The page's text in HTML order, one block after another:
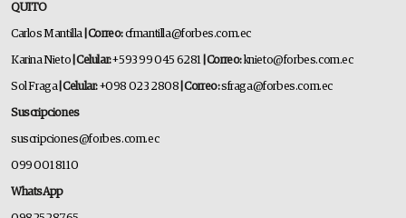
QUITO
Carlos Mantilla | Correo:cfmantilla@forbes.com.ec
Karina Nieto | Celular:+593 99 045 6281 | Correo: knieto@forbes.com.ec
Sol Fraga | Celular:+098 023 2808 | Correo:sfraga@forbes.com.ec
Suscripciones
suscripciones@forbes.com.ec
099 001 8110
WhatsApp